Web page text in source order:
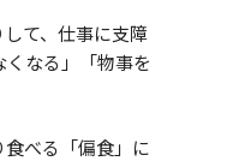
て、仕事に支障
なる」「物事を
べる「偏食」に